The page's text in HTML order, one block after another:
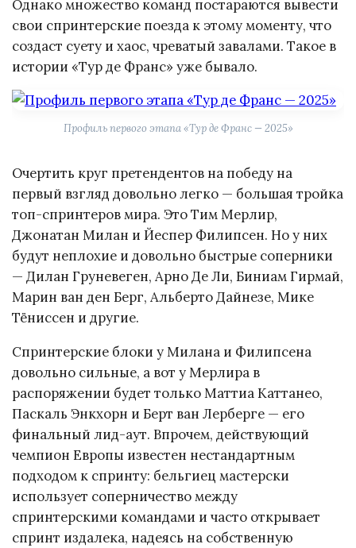
Однако множество команд постараются вывести
свои спринтерские поезда к этому моменту, что
создаст суету и хаос, чреватый завалами. Такое в
истории «Тур де Франс» уже бывало.
Профиль первого этапа «Тур де Франс — 2025»
Очертить круг претендентов на победу на
первый взгляд довольно легко — большая тройка
топ-спринтеров мира. Это Тим Мерлир,
Джонатан Милан и Йеспер Филипсен. Но у них
будут неплохие и довольно быстрые соперники
— Дилан Груневеген, Арно Де Ли, Биниам Гирмай,
Марин ван ден Берг, Альберто Дайнезе, Мике
Тёниссен и другие.
Спринтерские блоки у Милана и Филипсена
довольно сильные, а вот у Мерлира в
распоряжении будет только Маттиа Каттанео,
Паскаль Энкхорн и Берт ван Лерберге — его
финальный лид-аут. Впрочем, действующий
чемпион Европы известен нестандартным
подходом к спринту: бельгиец мастерски
использует соперничество между
спринтерскими командами и часто открывает
спринт издалека, надеясь на собственную